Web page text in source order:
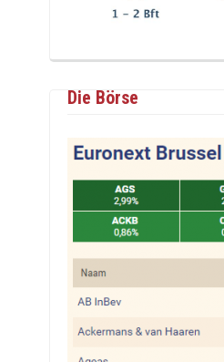
Die Börse